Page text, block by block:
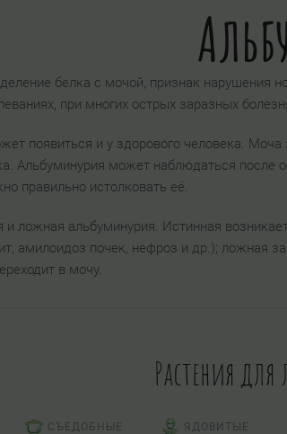
белка с мочой, признак нарушения
при многих острых заразных
появиться и у здорового человека.
Альбуминурия может наблюдаться после
правильно истолковать её.
и ложная альбуминурия. Истинная
амилоидоз почек, нефроз и др.); ложная
в мочу.
Растения
СЪЕДОБНЫЕ ЯДОВИТЫЕ